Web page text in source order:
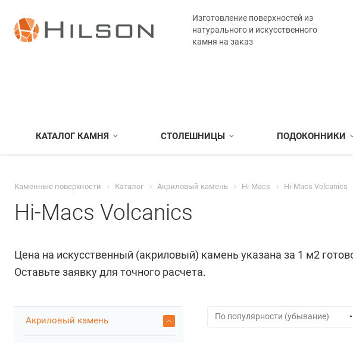
Изготовление поверхностей из
натурального и искусственного
камня на заказ
КАТАЛОГ КАМНЯ СТОЛЕШНИЦЫ ПОДОКОННИКИ
Каменные поверхности Каталог Акриловый камень Hi-Macs Hi-Macs Volcanics
Hi-Macs Volcanics
Цена на искусственный (акриловый) камень указана за 1 м2
Оставьте заявку для точного расчета.
Акриловый камень